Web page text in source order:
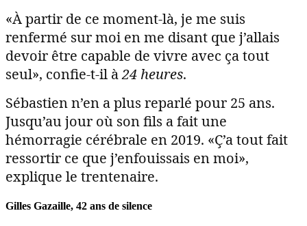
«À partir de ce moment-là, je me suis
renfermé sur moi en me disant que j’allais
devoir être capable de vivre avec ça tout
seul», confie-t-il à24 heures.
Sébastien n’en a plus reparlé pour 25 ans.
Jusqu’au jour où son fils a fait une
hémorragie cérébrale en 2019. «Ç’a tout fait
ressortir ce que j’enfouissais en moi»,
explique le trentenaire.
Gilles Gazaille, 42 ans de silence